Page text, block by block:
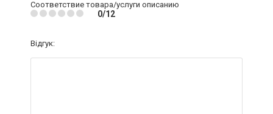
Соответствие товара/услуги описанию
0/12
Відгук: